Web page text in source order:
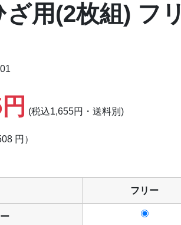
用(2枚組) フリ
(税込1,655円・送料別)
円）
フリー